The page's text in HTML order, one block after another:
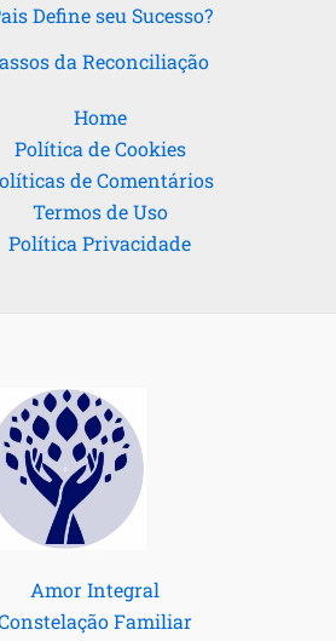
Define seu Sucesso?
da Reconciliação
Home
Política de Cookies
de Comentários
Termos de Uso
Política Privacidade
Amor Integral
Familiar